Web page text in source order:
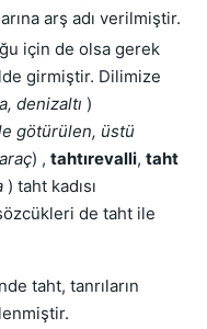
arş adı verilmiştir.
için de olsa gerek
girmiştir. Dilimize
denizaltı )
götürülen, üstü
) , tahtırevalli, taht
) taht kadısı
de taht ile
taht, tanrıların